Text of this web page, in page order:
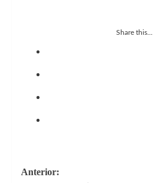
Share this...
Navegación
Anterior: